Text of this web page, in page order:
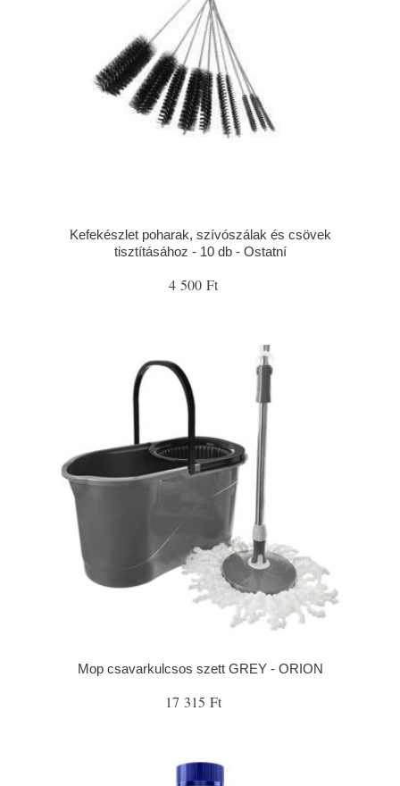
Kefekészlet poharak, szívószálak és csövek
tisztításához - 10 db - Ostatní
4 500 Ft
Mop csavarkulcsos szett GREY - ORION
17 315 Ft